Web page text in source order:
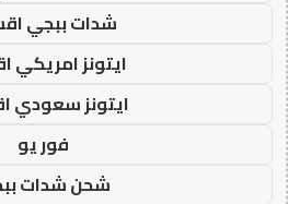
شدات ببجي
ايتونز امريكي
ايتونز سعودي
فور يو
شحن شدات